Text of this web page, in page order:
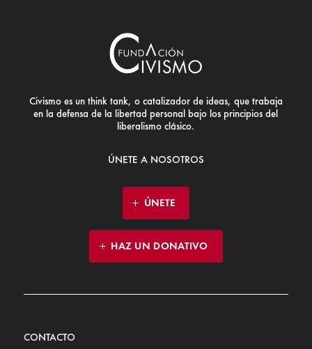
Civismo es un think tank, o catalizador de ideas, que trabaja
en la defensa de la libertad personal bajo los principios del
liberalismo clásico.
ÚNETE A NOSOTROS
ÚNETE
HAZ UN DONATIVO
CONTACTO